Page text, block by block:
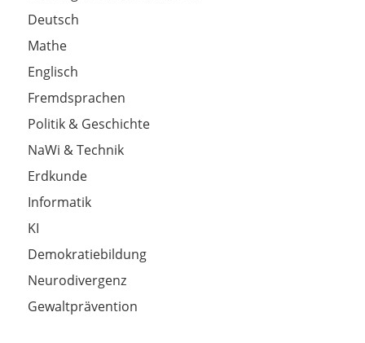
Deutsch
Mathe
Englisch
Fremdsprachen
Politik & Geschichte
NaWi & Technik
Erdkunde
Informatik
KI
Demokratiebildung
Neurodivergenz
Gewaltprävention